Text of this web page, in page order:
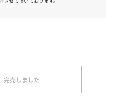
完売しました